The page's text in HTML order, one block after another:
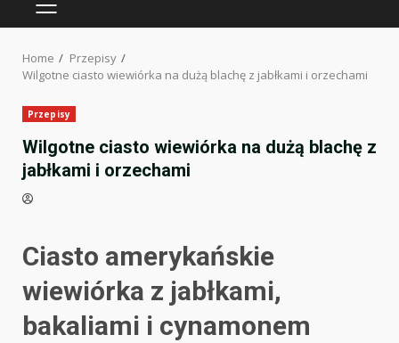
PRIMARY
Home
Przepisy
Wilgotne ciasto wiewiórka na dużą blachę z jabłkami i orzechami
Przepisy
Wilgotne ciasto wiewiórka na dużą blachę z
jabłkami i orzechami
Ciasto amerykańskie
wiewiórka z jabłkami,
bakaliami i cynamonem